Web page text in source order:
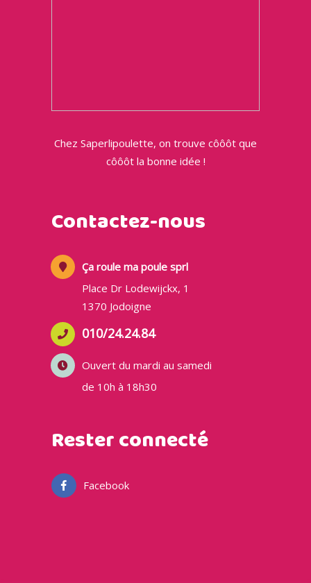
Chez Saperlipoulette, on trouve côôôt que
côôôt la bonne idée !
Contactez-nous
Ça roule ma poule sprl
Place Dr Lodewijckx, 1
1370 Jodoigne
010/24.24.84
Ouvert du mardi au samedi
de 10h à 18h30
Rester connecté
Facebook